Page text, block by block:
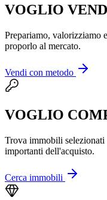
VOGLIO
Prepariamo, valorizziamo
proporlo al mercato.
Vendi con metodo
VOGLIO
Trova immobili selezionati
importanti dell'acquisto.
Cerca immobili